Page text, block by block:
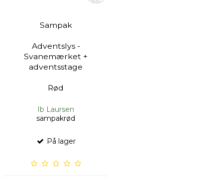
Sampak
Adventslys -
Svanemærket +
adventsstage
Rød
Ib Laursen
sampakrød
På lager